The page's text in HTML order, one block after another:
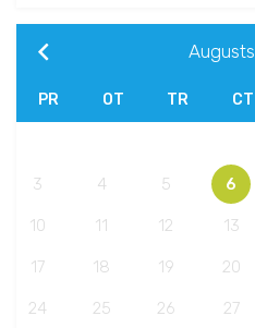
Augusts
PR OT TR CT
3 4 5 6
10 11 12 13
17 18 19 20
24 25 26 27